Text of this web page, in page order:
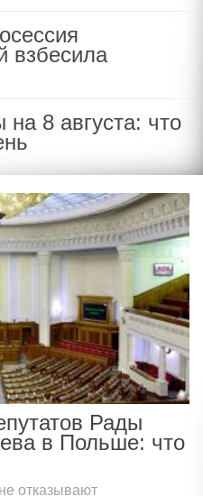
взбесила
8 августа: что
Рады
в Польше: что
отказывают